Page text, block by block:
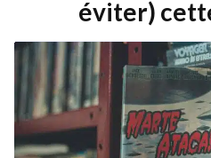
éviter)